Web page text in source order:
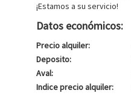
¡Estamos a su servicio!
Datos económicos:
Precio alquiler:
Deposito:
Aval:
Indice precio alquiler: